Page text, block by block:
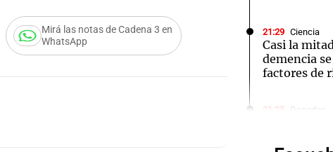
Mirá las notas de Cadena 3 en
WhatsApp
21:29 Ciencia
Casi la
demencia
factores de
21:25 Deportes
Audio.